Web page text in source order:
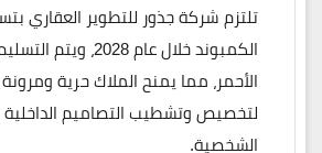
تلتزم شركة جذور للتطوير العقاري
الكمبوند خلال عام
الأحمر، مما يمنح الملاك حرية
لتخصيص وتشطيب التصاميم
الشخصية.